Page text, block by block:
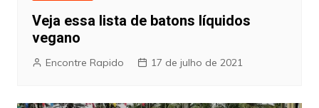
Veja essa lista de batons líquidos
vegano
Encontre Rapido 17 de julho de 2021